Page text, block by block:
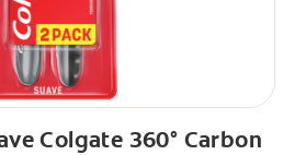
Colgate 360° Carbon